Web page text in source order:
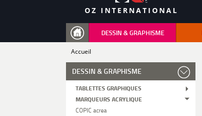
OZ INTERNATIONAL
DESSIN & GRAPHISME
Accueil
DESSIN & GRAPHISME
TABLETTES GRAPHIQUES
MARQUEURS ACRYLIQUE
COPIC acrea